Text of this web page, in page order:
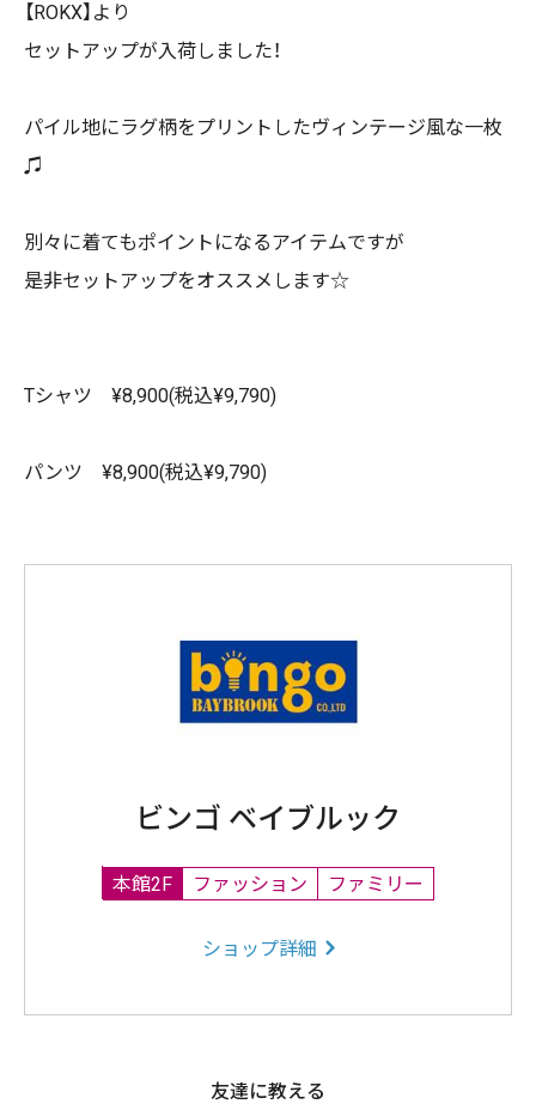
【ROKX】より
セットアップが入荷しました！
パイル地にラグ柄をプリントしたヴィンテージ風な一枚
♫
別々に着てもポイントになるアイテムですが
是非セットアップをオススメします☆
Tシャツ ¥8,900(税込¥9,790)
パンツ ¥8,900(税込¥9,790)
ビンゴ ベイブルック
本館2F ファッション ファミリー
ショップ詳細
友達に教える